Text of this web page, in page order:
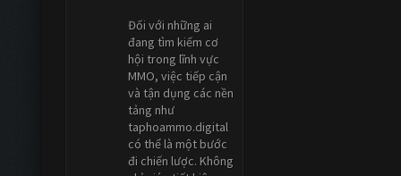
Đối với những ai
đang tìm kiếm cơ
hội trong lĩnh vực
MMO, việc tiếp cận
và tận dụng các nền
tảng như
taphoammo.digital
có thể là một bước
đi chiến lược. Không